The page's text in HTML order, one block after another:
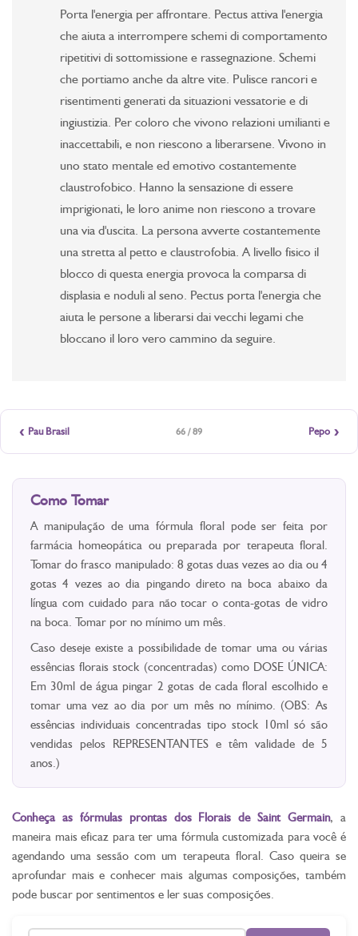
Porta l'energia per affrontare. Pectus attiva l'energia
che aiuta a interrompere schemi di comportamento
ripetitivi di sottomissione e rassegnazione. Schemi
che portiamo anche da altre vite. Pulisce rancori e
risentimenti generati da situazioni vessatorie e di
ingiustizia. Per coloro che vivono relazioni umilianti e
inaccettabili, e non riescono a liberarsene. Vivono in
uno stato mentale ed emotivo costantemente
claustrofobico. Hanno la sensazione di essere
imprigionati, le loro anime non riescono a trovare
una via d'uscita. La persona avverte costantemente
una stretta al petto e claustrofobia. A livello fisico il
blocco di questa energia provoca la comparsa di
displasia e noduli al seno. Pectus porta l'energia che
aiuta le persone a liberarsi dai vecchi legami che
bloccano il loro vero cammino da seguire.
‹ Pau Brasil 66 / 89 Pepo ›
Como Tomar
A manipulação de uma fórmula floral pode ser feita por
farmácia homeopática ou preparada por terapeuta floral.
Tomar do frasco manipulado: 8 gotas duas vezes ao dia ou 4
gotas 4 vezes ao dia pingando direto na boca abaixo da
língua com cuidado para não tocar o conta-gotas de vidro
na boca. Tomar por no mínimo um mês.
Caso deseje existe a possibilidade de tomar uma ou várias
essências florais stock (concentradas) como DOSE ÚNICA:
Em 30ml de água pingar 2 gotas de cada floral escolhido e
tomar uma vez ao dia por um mês no mínimo. (OBS: As
essências individuais concentradas tipo stock 10ml só são
vendidas pelos REPRESENTANTES e têm validade de 5
anos.)
Conheça as fórmulas prontas dos Florais de Saint Germain, a
maneira mais eficaz para ter uma fórmula customizada para você é
agendando uma sessão com um terapeuta floral. Caso queira se
aprofundar mais e conhecer mais algumas composições, também
pode buscar por sentimentos e ler suas composições.